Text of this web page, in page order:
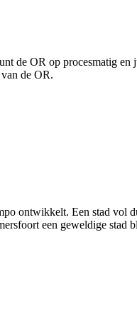
de OR op procesmatig
de OR.
ontwikkelt. Een stad vol
een geweldige